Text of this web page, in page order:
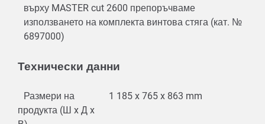
върху MASTER cut 2600 препоръчваме
използването на комплекта винтова стяга (кат. №
6897000)
Технически данни
Размери на
продукта (Ш x Д x
1 185 x 765 x 863 mm